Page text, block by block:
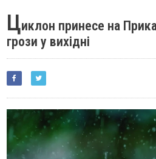
Циклон принесе на
грози у вихідні